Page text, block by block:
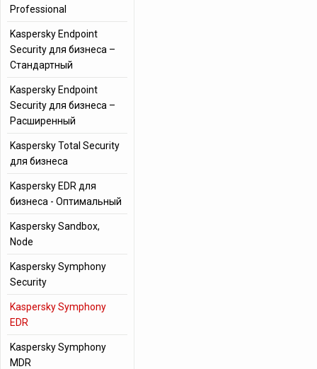
Professional
Kaspersky Endpoint
Security для бизнеса –
Стандартный
Kaspersky Endpoint
Security для бизнеса –
Расширенный
Kaspersky Total Security
для бизнеса
Kaspersky EDR для
бизнеса - Оптимальный
Kaspersky Sandbox,
Node
Kaspersky Symphony
Security
Kaspersky Symphony
EDR
Kaspersky Symphony
MDR